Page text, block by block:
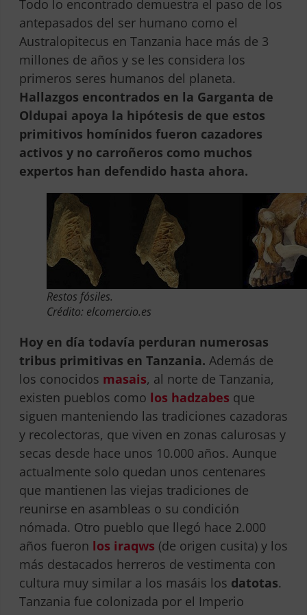
Todo lo encontrado demuestra el paso de los
antepasados del ser humano como el
Australopitecus en Tanzania hace más de 3
millones de años y se les considera los
primeros seres humanos del planeta.
Hallazgos encontrados en la Garganta de
Oldupai apoya la hipótesis de que estos
primitivos homínidos fueron cazadores
activos y no carroñeros como muchos
expertos han defendido hasta ahora.
Restos fósiles.
Crédito: elcomercio.es
Hoy en día todavía perduran numerosas
tribus primitivas en Tanzania. Además de
los conocidos masais, al norte de Tanzania,
existen pueblos como los hadzabes que
siguen manteniendo las tradiciones cazadoras
y recolectoras, que viven en zonas calurosas y
secas desde hace unos 10.000 años. Aunque
actualmente solo quedan unos centenares
que mantienen las viejas tradiciones de
reunirse en asambleas o su condición
nómada. Otro pueblo que llegó hace 2.000
años fueron los iraqws (de origen cusita) y los
más destacados herreros de vestimenta con
cultura muy similar a los masáis los datotas.
Tanzania fue colonizada por el Imperio